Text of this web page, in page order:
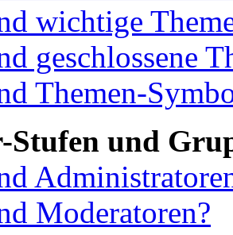
wichtige
geschlossene
Themen-
Stufen und
Moderatoren?